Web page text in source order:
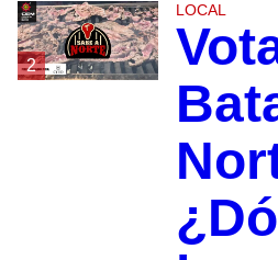
2
LOCAL